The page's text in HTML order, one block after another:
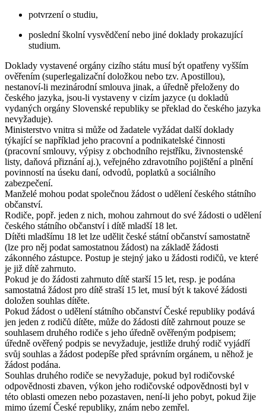
potvrzení o studiu,
poslední školní vysvědčení nebo jiné doklady prokazující
studium.
Doklady vystavené orgány cizího státu musí být opatřeny vyšším
ověřením (superlegalizační doložkou nebo tzv. Apostillou),
nestanoví-li mezinárodní smlouva jinak, a úředně přeloženy do
českého jazyka, jsou-li vystaveny v cizím jazyce (u dokladů
vydaných orgány Slovenské republiky se překlad do českého jazyka
nevyžaduje).
Ministerstvo vnitra si může od žadatele vyžádat další doklady
týkající se například jeho pracovní a podnikatelské činnosti
(pracovní smlouvy, výpisy z obchodního rejstříku, živnostenské
listy, daňová přiznání aj.), veřejného zdravotního pojištění a plnění
povinností na úseku daní, odvodů, poplatků a sociálního
zabezpečení.
Manželé mohou podat společnou žádost o udělení českého státního
občanství.
Rodiče, popř. jeden z nich, mohou zahrnout do své žádosti o udělení
českého státního občanství i dítě mladší 18 let.
Dítěti mladšímu 18 let lze udělit české státní občanství samostatně
(lze pro něj podat samostatnou žádost) na základě žádosti
zákonného zástupce. Postup je stejný jako u žádosti rodičů, ve které
je již dítě zahrnuto.
Pokud je do žádosti zahrnuto dítě starší 15 let, resp. je podána
samostatná žádost pro dítě straší 15 let, musí být k takové žádosti
doložen souhlas dítěte.
Pokud žádost o udělení státního občanství České republiky podává
jen jeden z rodičů dítěte, může do žádosti dítě zahrnout pouze se
souhlasem druhého rodiče s jeho úředně ověřeným podpisem;
úředně ověřený podpis se nevyžaduje, jestliže druhý rodič vyjádří
svůj souhlas a žádost podepíše před správním orgánem, u něhož je
žádost podána.
Souhlas druhého rodiče se nevyžaduje, pokud byl rodičovské
odpovědnosti zbaven, výkon jeho rodičovské odpovědnosti byl v
této oblasti omezen nebo pozastaven, není-li jeho pobyt, pokud žije
mimo území České republiky, znám nebo zemřel.